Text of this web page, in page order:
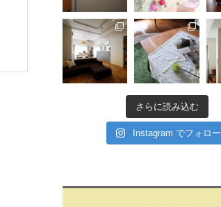
さらに読み込む
Instagram でフォロー